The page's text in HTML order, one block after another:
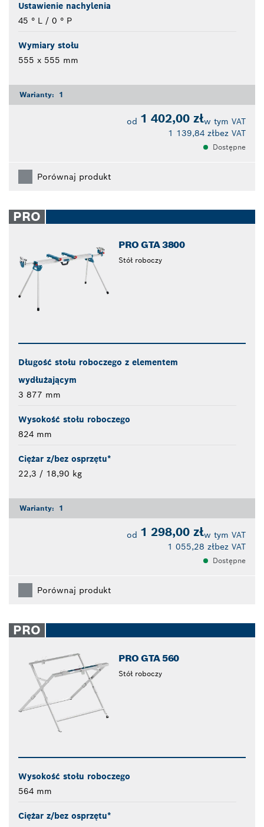
Ustawienie nachylenia
45 ° L / 0 ° P
Wymiary stołu
555 x 555 mm
Warianty: 1
od 1 402,00 złw tym VAT
1 139,84 złbez VAT
Dostępne
Porównaj produkt
PRO
PRO GTA 3800
Stół roboczy
Długość stołu roboczego z elementem
wydłużającym
3 877 mm
Wysokość stołu roboczego
824 mm
Ciężar z/bez osprzętu*
22,3 / 18,90 kg
Warianty: 1
od 1 298,00 złw tym VAT
1 055,28 złbez VAT
Dostępne
Porównaj produkt
PRO
PRO GTA 560
Stół roboczy
Wysokość stołu roboczego
564 mm
Ciężar z/bez osprzętu*